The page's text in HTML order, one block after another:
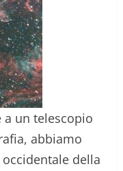
a un telescopio
abbiamo
della